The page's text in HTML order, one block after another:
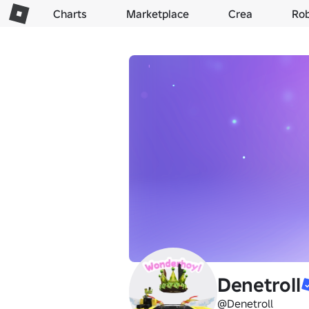
Charts Marketplace Crea
Denetroll
@Denetroll